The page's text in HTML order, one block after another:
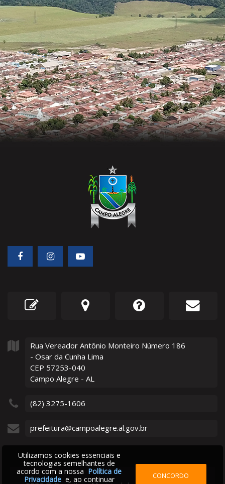
Rua Vereador Antônio Monteiro Número 186
- Osar da Cunha Lima
CEP 57253-040
Campo Alegre - AL
(82) 3275-1606
prefeitura@campoalegre.al.gov.br
Utilizamos cookies essenciais e
tecnologias semelhantes de
acordo com a nossa Política de
Privacidadee, ao continuar
CONCORDO